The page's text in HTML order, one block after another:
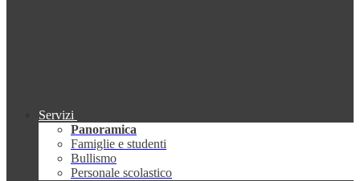
Servizi
Panoramica
Famiglie e studenti
Bullismo
Personale scolastico